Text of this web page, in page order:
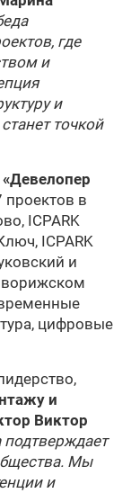
где
и
и
точкой
«Девелопер
проектов в
ICPARK
ICPARK
и
цифровые
и
Виктор
подтверждает
Мы
и